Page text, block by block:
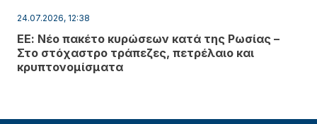
24.07.2026, 12:38
ΕΕ: Νέο πακέτο κυρώσεων κατά της Ρωσίας –
Στο στόχαστρο τράπεζες, πετρέλαιο και
κρυπτονομίσματα